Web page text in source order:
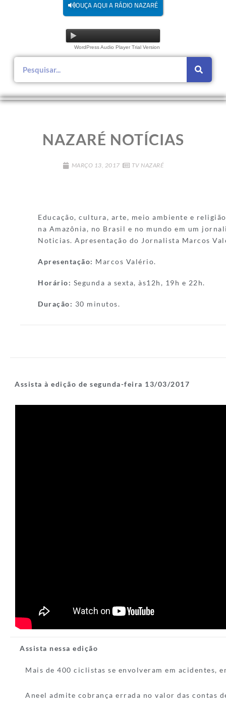
OUÇA AQUI A RÁDIO NAZARÉ
WordPress Audio Player Trial Version
NAZARÉ NOTÍCIAS
MARÇO 13, 2017 TV NAZARÉ
Educação, cultura, arte, meio ambiente e
na Amazônia, no Brasil e no mundo em um
Noticias. Apresentação do Jornalista Marcos
Apresentação: Marcos Valério.
Horário: Segunda a sexta, às12h, 19h e 22h.
Duração: 30 minutos.
Assista à edição de segunda-feira 13/03/2017
Assista nessa edição
Mais de 400 ciclistas se envolveram em acidentes,
Aneel admite cobrança errada no valor das contas